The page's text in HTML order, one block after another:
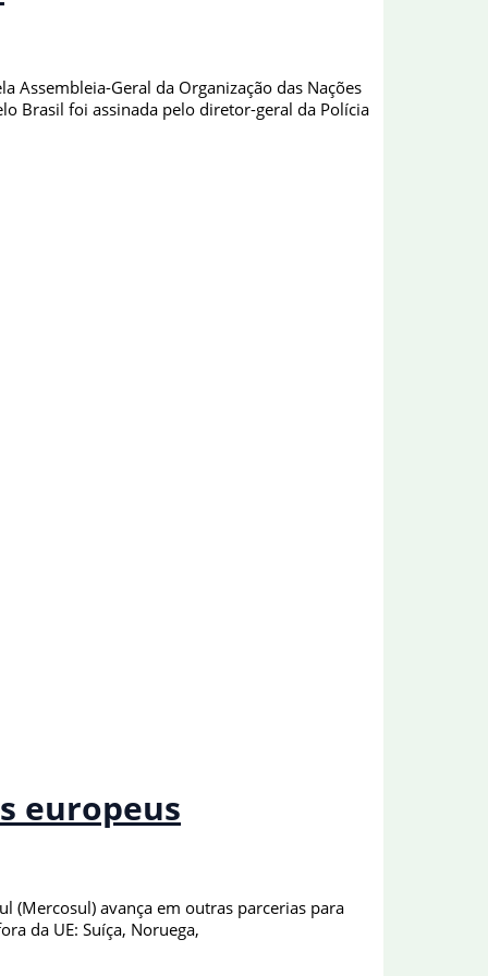
Assembleia-Geral da Organização das Nações
Brasil foi assinada pelo diretor-geral da Polícia
europeus
(Mercosul) avança em outras parcerias para
da UE: Suíça, Noruega,